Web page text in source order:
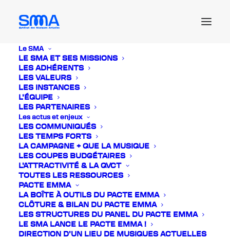
Le SMA
LE SMA ET SES MISSIONS
LES ADHÉRENTS
LES VALEURS
LES INSTANCES
L’ÉQUIPE
LES PARTENAIRES
Les actus et enjeux
LES COMMUNIQUÉS
LES TEMPS FORTS
LA CAMPAGNE + QUE LA MUSIQUE
LES COUPES BUDGÉTAIRES
L’ATTRACTIVITÉ & LA QVCT
TOUTES LES RESSOURCES
PACTE EMMA
LA BOÎTE À OUTILS DU PACTE EMMA
CLÔTURE & BILAN DU PACTE EMMA
LES STRUCTURES DU PANEL DU PACTE EMMA
LE SMA LANCE LE PACTE EMMA !
DIRECTION D’UN LIEU DE MUSIQUES ACTUELLES
Communication